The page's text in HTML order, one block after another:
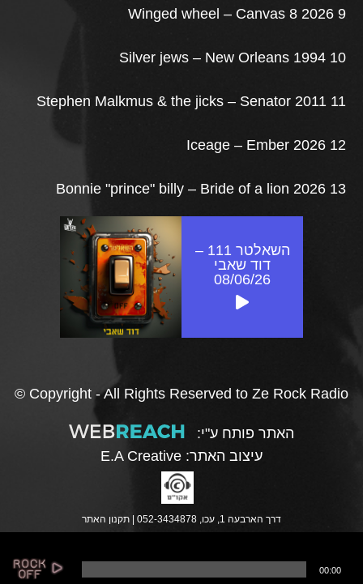
9 Winged wheel – Canvas 8 2026
10 Silver jews – New Orleans 1994
11 Stephen Malkmus & the jicks – Senator 2011
12 Iceage – Ember 2026
13 Bonnie "prince" billy – Bride of a lion 2026
השאלטר 111 –
דוד שאבי
08/06/26
© Copyright - All Rights Reserved to Ze Rock Radio
האתר פותח ע"י:
עיצוב האתר: E.A Creative
דרך הארבעה 1, עכו, 052-3434878 | תקנון האתר
00:00